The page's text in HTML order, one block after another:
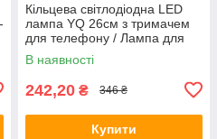
Кільцева світлодіодна LED
лампа YQ 26см з тримачем
для телефону / Лампа для
тик струм / Кільцева лампа
В наявності
242,20 ₴ 346 ₴
Купити